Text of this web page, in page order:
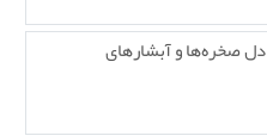
صخره‌ها و آبشارهای